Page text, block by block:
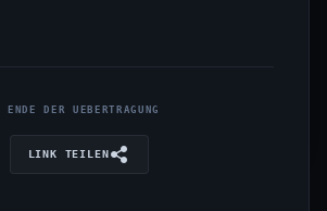
ENDE DER UEBERTRAGUNG
LINK TEILEN